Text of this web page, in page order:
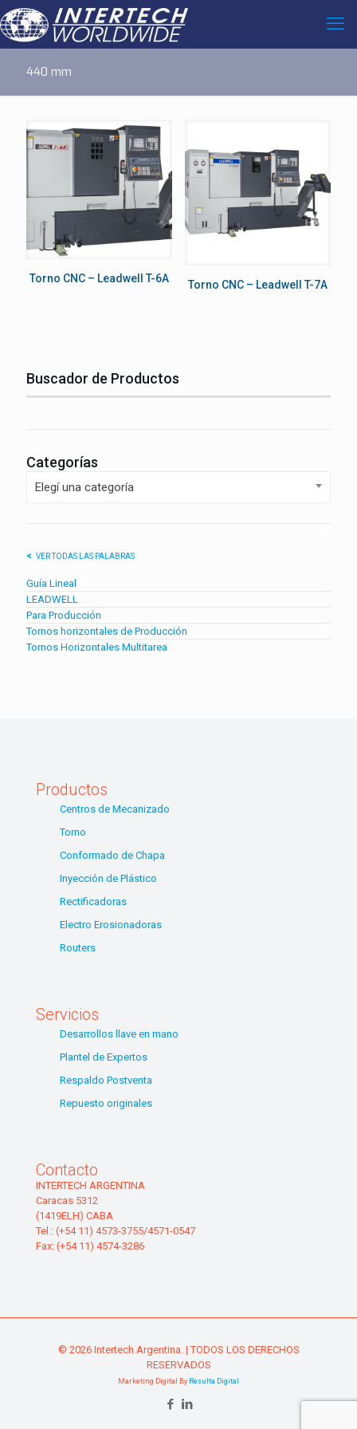
440 mm
Torno CNC – Leadwell T-6A
Torno CNC – Leadwell T-7A
Buscador de Productos
Categorías
Elegí una categoría
VER TODAS LAS PALABRAS
Guía Lineal
LEADWELL
Para Producción
Tornos horizontales de Producción
Tornos Horizontales Multitarea
Productos
Centros de Mecanizado
Torno
Conformado de Chapa
Inyección de Plástico
Rectificadoras
Electro Erosionadoras
Routers
Servicios
Desarrollos llave en mano
Plantel de Expertos
Respaldo Postventa
Repuesto originales
Contacto
INTERTECH ARGENTINA
Caracas 5312
(1419ELH) CABA
Tel.: (+54 11) 4573-3755/4571-0547
Fax: (+54 11) 4574-3286
© 2026 Intertech Argentina. | TODOS LOS DERECHOS
RESERVADOS
Marketing Digital By Resulta Digital